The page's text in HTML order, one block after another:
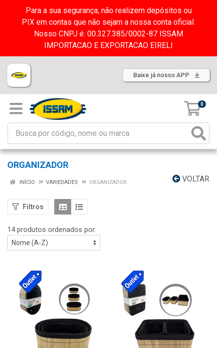
Para a sua segurança, não realizem depósitos ou
PIX em contas que não sejam a nossa conta oficial.
Nosso CNPJ é: 00.327.385/0002-87 ISSAM
IMPORTACAO E EXPORTACAO EIRELI
Baixe já nosso APP
0
ORGANIZADOR
VOLTAR
INÍCIO VARIEDADES ORGANIZADOR
Filtros
14 produtos ordenados por: